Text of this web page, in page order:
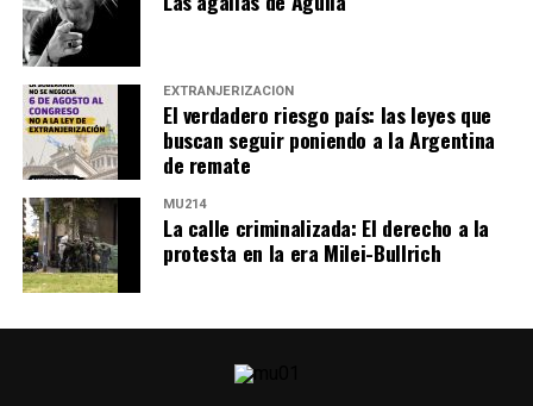
EXTRANJERIZACIÓN
El verdadero riesgo país: las leyes que
buscan seguir poniendo a la Argentina
de remate
MU214
La calle criminalizada: El derecho a la
protesta en la era Milei-Bullrich